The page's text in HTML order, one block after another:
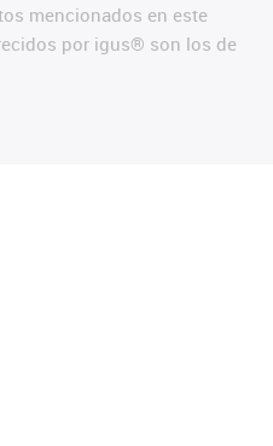
mencionados en este
por igus® son los de